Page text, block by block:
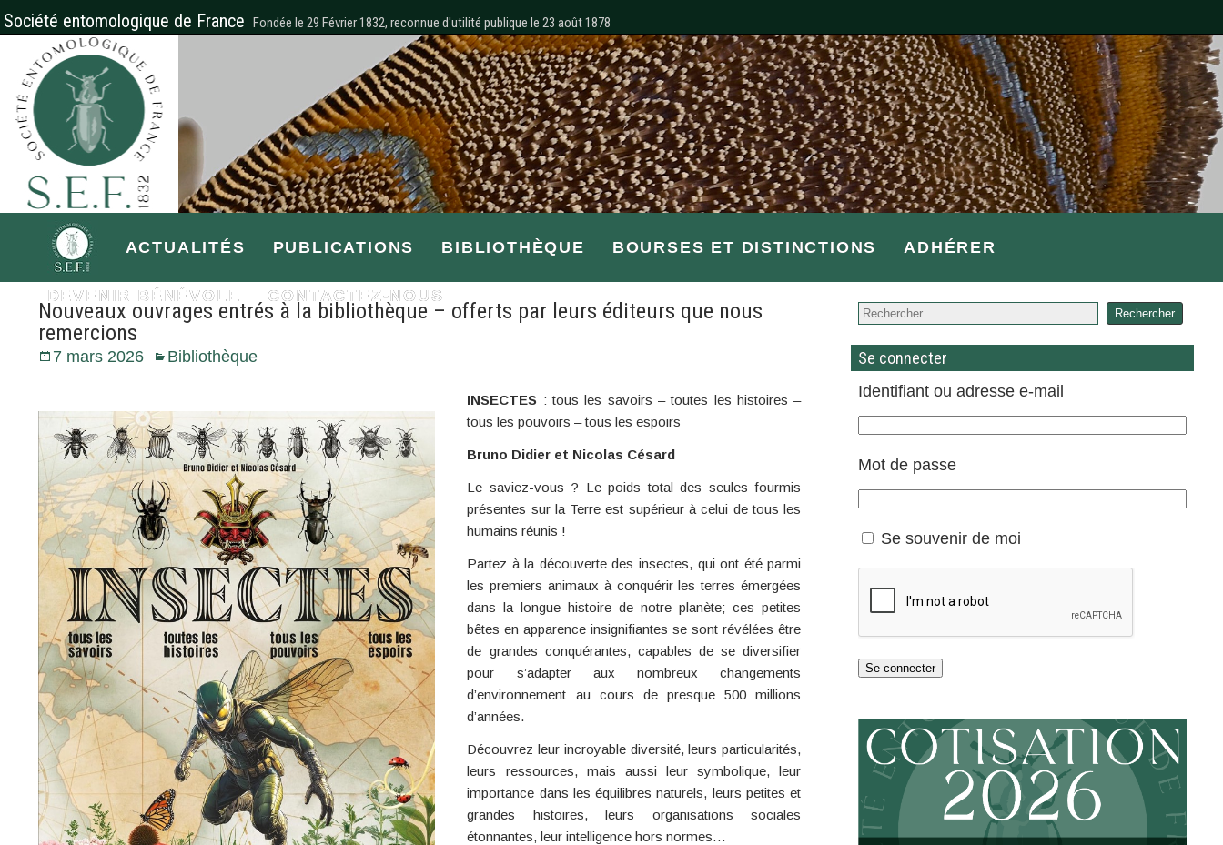
Société entomologique de France Fondée le 29 Février 1832, reconnue d'utilité publique le 23 août 1878
ACTUALITÉS PUBLICATIONS BIBLIOTHÈQUE BOURSES ET DISTINCTIONS ADHÉRER
DEVENIR BÉNÉVOLE CONTACTEZ-NOUS
Nouveaux ouvrages entrés à la bibliothèque – offerts par leurs éditeurs que nous
remercions
7 mars 2026 Bibliothèque
INSECTES : tous les savoirs – toutes les histoires –
tous les pouvoirs – tous les espoirs
Bruno Didier et Nicolas Césard
Le saviez-vous ? Le poids total des seules fourmis
présentes sur la Terre est supérieur à celui de tous les
humains réunis !
Partez à la découverte des insectes, qui ont été parmi
les premiers animaux à conquérir les terres émergées
dans la longue histoire de notre planète­; ces petites
bêtes en apparence insignifiantes se sont révélées être
de grandes conquérantes, capables de se diversifier
pour s’adapter aux nombreux changements
d’environnement au cours de presque 500 millions
d’années.
Découvrez leur incroyable diversité, leurs particularités,
leurs ressources, mais aussi leur symbolique, leur
importance dans les équilibres naturels, leurs petites et
grandes histoires, leurs organisations sociales
étonnantes, leur intelligence hors normes…
Se connecter
Identifiant ou adresse e-mail
Mot de passe
Se souvenir de moi
Se connecter